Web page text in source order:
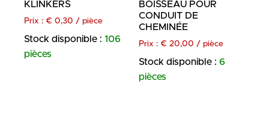
KLINKERS
Prix : € 0,30 / pièce
Stock disponible : 106
pièces
BOISSEAU POUR
CONDUIT DE
CHEMINÉE
Prix : € 20,00 / pièce
Stock disponible :6
pièces